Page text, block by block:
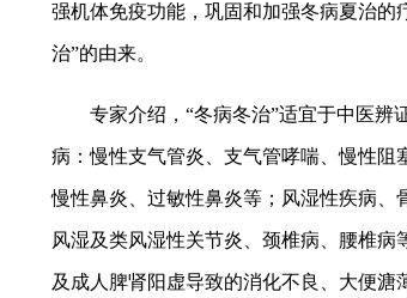
强机体免疫功能，巩固和加强冬病夏治的
治”的由来。
专家介绍，“冬病冬治”适宜于中医辨
病：慢性支气管炎、支气管哮喘、慢性阻
慢性鼻炎、过敏性鼻炎等；风湿性疾病、
风湿及类风湿性关节炎、颈椎病、腰椎
及成人脾肾阳虚导致的消化不良、大便